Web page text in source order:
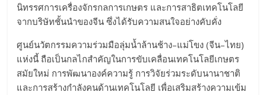
นิทรรศการเครื่องจักรกลการเกษตร และการสาธิตเทคโนโลยี
จากบริษัทชั้นนำของจีน ซึ่งได้รับความสนใจอย่างคับคั่ง
ศูนย์นวัตกรรมความร่วมมือลุ่มน้ำล้านช้าง–แม่โขง (จีน–ไทย)
แห่งนี้ ถือเป็นกลไกสำคัญในการขับเคลื่อนเทคโนโลยีเกษตร
สมัยใหม่ การพัฒนาองค์ความรู้ การวิจัยร่วมระดับนานาชาติ
และการสร้างกำลังคนด้านเทคโนโลยี เพื่อเสริมสร้างความเข้ม